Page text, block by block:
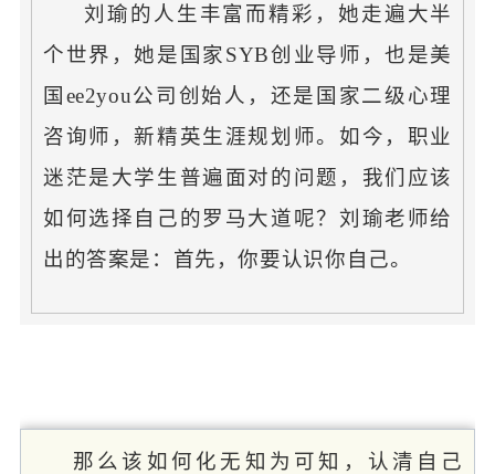
刘瑜的人生丰富而精彩，她走遍大半
个世界，她是国家SYB创业导师，也是美
国ee2you公司创始人，还是国家二级心理
咨询师，新精英生涯规划师。如今，职业
迷茫是大学生普遍面对的问题，我们应该
如何选择自己的罗马大道呢？刘瑜老师给
出的答案是：首先，你要认识你自己。
那么该如何化无知为可知，认清自己